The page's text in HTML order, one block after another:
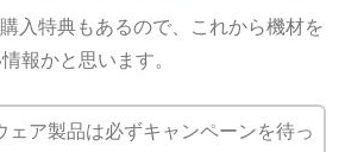
入特典もあるので、これから機材を
報かと思います。
ェア製品は必ずキャンペーンを待っ